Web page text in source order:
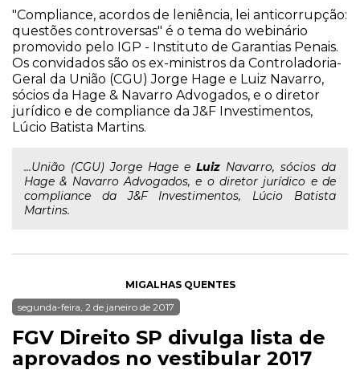
"Compliance, acordos de leniência, lei anticorrupção:
questões controversas" é o tema do webinário
promovido pelo IGP - Instituto de Garantias Penais.
Os convidados são os ex-ministros da Controladoria-
Geral da União (CGU) Jorge Hage e Luiz Navarro,
sócios da Hage & Navarro Advogados, e o diretor
jurídico e de compliance da J&F Investimentos,
Lúcio Batista Martins.
...União (CGU) Jorge Hage e Luiz Navarro, sócios da
Hage & Navarro Advogados, e o diretor jurídico e de
compliance da J&F Investimentos, Lúcio Batista
Martins.
MIGALHAS QUENTES
segunda-feira, 2 de janeiro de 2017
FGV Direito SP divulga lista de
aprovados no vestibular 2017